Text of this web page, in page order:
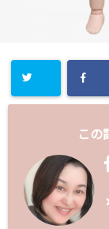
この